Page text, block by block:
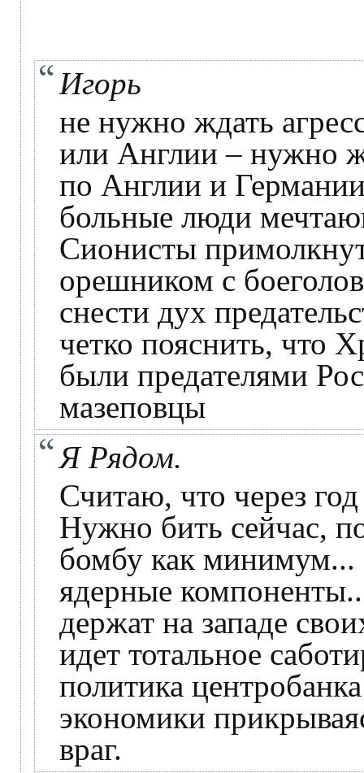
Игорь
не нужно ждать
или Англии – нужно
по Англии и
больные люди
Сионисты
орешником с
снести дух
четко пояснить, что
были предателями
мазеповцы
Я Рядом.
Считаю, что через
Нужно бить сейчас,
бомбу как минимум...
ядерные
держат на западе
идет тотальное
политика
экономики
враг.